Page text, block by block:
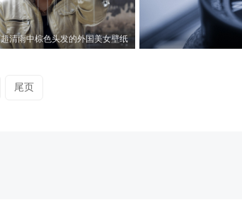
超清壁纸留声机
0
0
超清人物壁纸壁纸弹吉他的人
0
0
超清静物壁纸雨后的向日葵
0
0
超清静物壁纸金黄色玫瑰
0
0
超清雨天水面壁纸
0
0
超清雨中棕色头发的外国美女壁纸
尾页